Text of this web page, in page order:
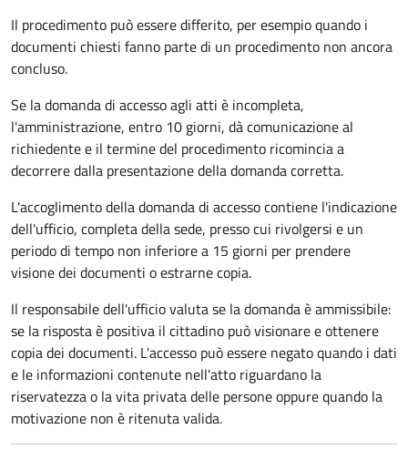
Il procedimento può essere differito, per esempio quando i
documenti chiesti fanno parte di un procedimento non ancora
concluso.
Se la domanda di accesso agli atti è incompleta,
l'amministrazione, entro 10 giorni, dà comunicazione al
richiedente e il termine del procedimento ricomincia a
decorrere dalla presentazione della domanda corretta.
L'accoglimento della domanda di accesso contiene l'indicazione
dell'ufficio, completa della sede, presso cui rivolgersi e un
periodo di tempo non inferiore a 15 giorni per prendere
visione dei documenti o estrarne copia.
Il responsabile dell'ufficio valuta se la domanda è ammissibile:
se la risposta è positiva il cittadino può visionare e ottenere
copia dei documenti. L'accesso può essere negato quando i dati
e le informazioni contenute nell'atto riguardano la
riservatezza o la vita privata delle persone oppure quando la
motivazione non è ritenuta valida.